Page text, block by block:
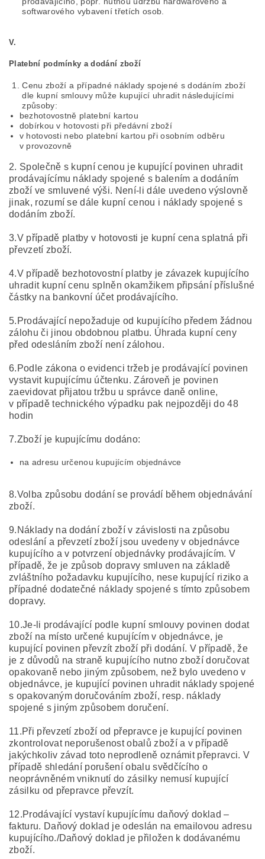
softwarového vybavení třetích osob.
V.
Platební podmínky a dodání zboží
Cenu zboží a případné náklady spojené s dodáním zboží
dle kupní smlouvy může kupující uhradit následujícími
způsoby:
bezhotovostně platební kartou
dobírkou v hotovosti při předávní zboží
v hotovosti nebo platební kartou při osobním odběru
v provozovně
2. Společně s kupní cenou je kupující povinen uhradit
prodávajícímu náklady spojené s balením a dodáním
zboží ve smluvené výši. Není-li dále uvedeno výslovně
jinak, rozumí se dále kupní cenou i náklady spojené s
dodáním zboží.
3.V případě platby v hotovosti je kupní cena splatná při
převzetí zboží.
4.V případě bezhotovostní platby je závazek kupujícího
uhradit kupní cenu splněn okamžikem připsání příslušné
částky na bankovní účet prodávajícího.
5.Prodávající nepožaduje od kupujícího předem žádnou
zálohu či jinou obdobnou platbu. Úhrada kupní ceny
před odesláním zboží není zálohou.
6.Podle zákona o evidenci tržeb je prodávající povinen
vystavit kupujícímu účtenku. Zároveň je povinen
zaevidovat přijatou tržbu u správce daně online,
v případě technického výpadku pak nejpozději do 48
hodin
7.Zboží je kupujícímu dodáno:
na adresu určenou kupujícím objednávce
8.Volba způsobu dodání se provádí během objednávání
zboží.
9.Náklady na dodání zboží v závislosti na způsobu
odeslání a převzetí zboží jsou uvedeny v objednávce
kupujícího a v potvrzení objednávky prodávajícím. V
případě, že je způsob dopravy smluven na základě
zvláštního požadavku kupujícího, nese kupující riziko a
případné dodatečné náklady spojené s tímto způsobem
dopravy.
10.Je-li prodávající podle kupní smlouvy povinen dodat
zboží na místo určené kupujícím v objednávce, je
kupující povinen převzít zboží při dodání. V případě, že
je z důvodů na straně kupujícího nutno zboží doručovat
opakovaně nebo jiným způsobem, než bylo uvedeno v
objednávce, je kupující povinen uhradit náklady spojené
s opakovaným doručováním zboží, resp. náklady
spojené s jiným způsobem doručení.
11.Při převzetí zboží od přepravce je kupující povinen
zkontrolovat neporušenost obalů zboží a v případě
jakýchkoliv závad toto neprodleně oznámit přepravci. V
případě shledání porušení obalu svědčícího o
neoprávněném vniknutí do zásilky nemusí kupující
zásilku od přepravce převzít.
12.Prodávající vystaví kupujícímu daňový doklad –
fakturu. Daňový doklad je odeslán na emailovou adresu
kupujícího./Daňový doklad je přiložen k dodávanému
zboží.